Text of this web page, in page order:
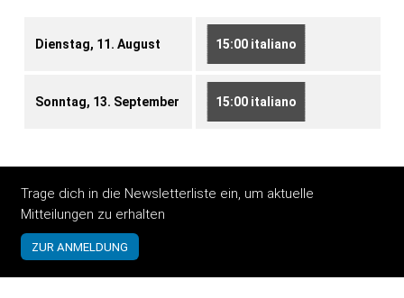
Dienstag, 11. August 15:00 italiano
Sonntag, 13. September 15:00 italiano
Trage dich in die Newsletterliste ein, um aktuelle
Mitteilungen zu erhalten